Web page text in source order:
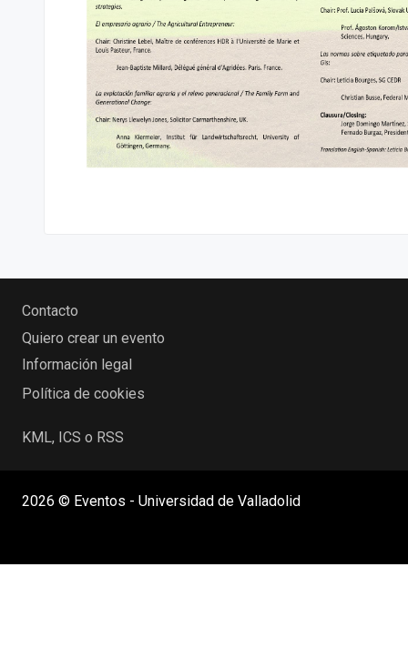
Contacto
Quiero crear un evento
Información legal
Política de cookies
KML, ICS o RSS
2026 © Eventos - Universidad de Valladolid